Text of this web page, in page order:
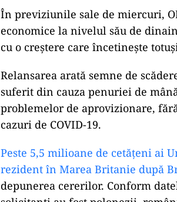
În previziunile sale de miercuri,
economice la nivelul său de
cu o creştere care încetineşte
Relansarea arată semne de
suferit din cauza penuriei de
problemelor de aprovizionare,
cazuri de COVID-19.
Peste 5,5 milioane de cetățeni ai
rezident în Marea Britanie după
depunerea cererilor. Conform